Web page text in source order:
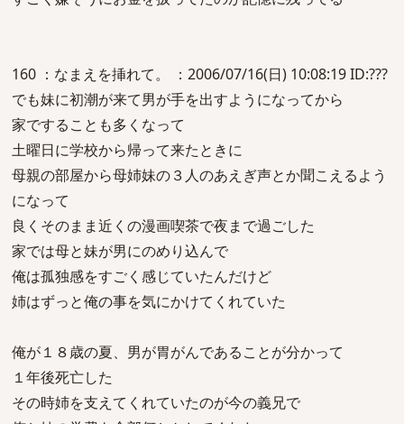
160 ：なまえを挿れて。 ：2006/07/16(日) 10:08:19 ID:???
でも妹に初潮が来て男が手を出すようになってから
家ですることも多くなって
土曜日に学校から帰って来たときに
母親の部屋から母姉妹の３人のあえぎ声とか聞こえるよう
になって
良くそのまま近くの漫画喫茶で夜まで過ごした
家では母と妹が男にのめり込んで
俺は孤独感をすごく感じていたんだけど
姉はずっと俺の事を気にかけてくれていた
俺が１８歳の夏、男が胃がんであることが分かって
１年後死亡した
その時姉を支えてくれていたのが今の義兄で